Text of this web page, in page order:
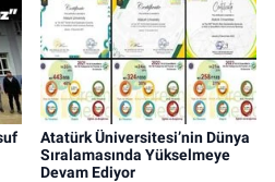
Atatürk Üniversitesi’nin Dünya
Sıralamasında Yükselmeye
Devam Ediyor